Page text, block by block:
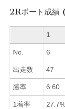
2Rボート成績
1
No. 6
出走数 47
勝率 6.60
1着率 27.7%